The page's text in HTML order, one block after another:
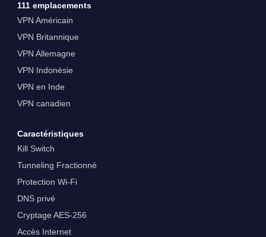
111 emplacements
VPN Américain
VPN Britannique
VPN Allemagne
VPN Indonésie
VPN en Inde
VPN canadien
Caractéristiques
Kill Switch
Tunneling Fractionné
Protection Wi-Fi
DNS privé
Cryptage AES-256
Accès Internet